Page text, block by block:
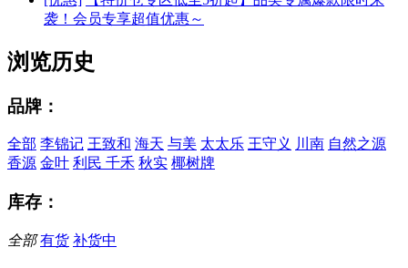
袭！会员专享超值优惠～
浏览历史
品牌：
全部 李锦记 王致和 海天 与美 太太乐 王守义 川南 自然之源
香源 金叶 利民 千禾 秋实 椰树牌
库存：
全部 有货 补货中